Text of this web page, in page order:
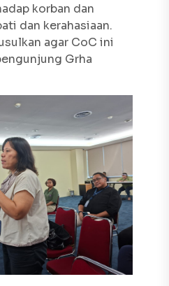
korban dan
dan kerahasiaan.
agar CoC ini
Grha